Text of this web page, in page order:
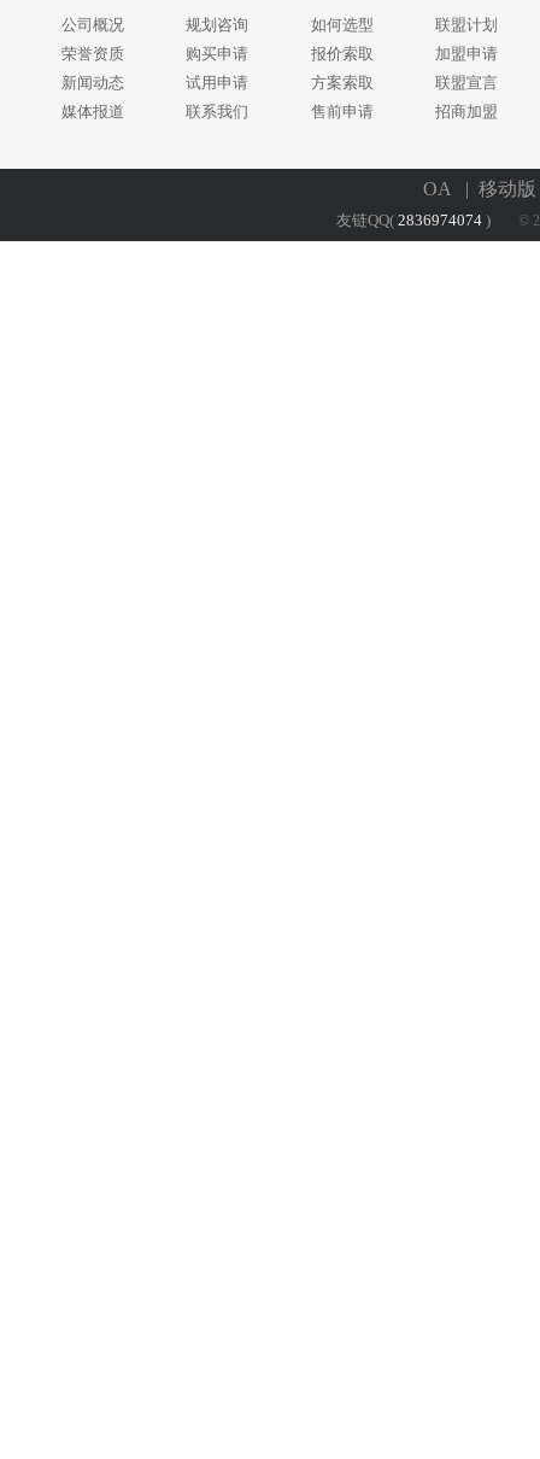
公司概况
荣誉资质
新闻动态
媒体报道
规划咨询
购买申请
试用申请
联系我们
如何选型
报价索取
方案索取
售前申请
联盟计划
加盟申请
联盟宣言
招商加盟
OA | 移动
友链QQ( 2836974074 ) ©